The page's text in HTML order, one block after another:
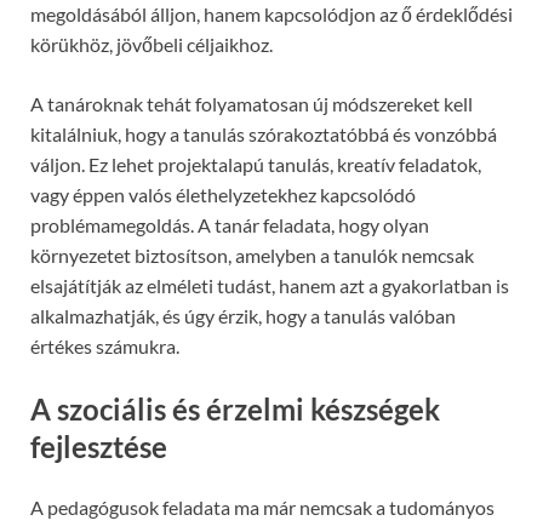
megoldásából álljon, hanem kapcsolódjon az ő érdeklődési
körükhöz, jövőbeli céljaikhoz.
A tanároknak tehát folyamatosan új módszereket kell
kitalálniuk, hogy a tanulás szórakoztatóbbá és vonzóbbá
váljon. Ez lehet projektalapú tanulás, kreatív feladatok,
vagy éppen valós élethelyzetekhez kapcsolódó
problémamegoldás. A tanár feladata, hogy olyan
környezetet biztosítson, amelyben a tanulók nemcsak
elsajátítják az elméleti tudást, hanem azt a gyakorlatban is
alkalmazhatják, és úgy érzik, hogy a tanulás valóban
értékes számukra.
A szociális és érzelmi készségek
fejlesztése
A pedagógusok feladata ma már nemcsak a tudományos